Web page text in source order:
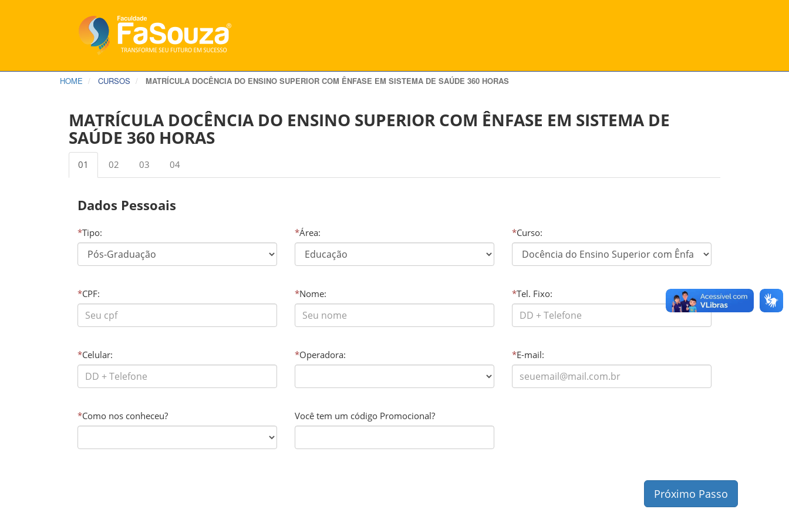
HOME CURSOS MATRÍCULA DOCÊNCIA DO ENSINO SUPERIOR COM ÊNFASE EM SISTEMA DE SAÚDE 360 HORAS
MATRÍCULA DOCÊNCIA DO ENSINO SUPERIOR COM ÊNFASE EM SISTEMA DE
SAÚDE 360 HORAS
01 02 03 04
Dados Pessoais
*Tipo: *Área: *Curso:
*CPF: *Nome: *Tel. Fixo:
*Celular: *Operadora: *E-mail:
*Como nos conheceu? Você tem um código Promocional?
Próximo Passo